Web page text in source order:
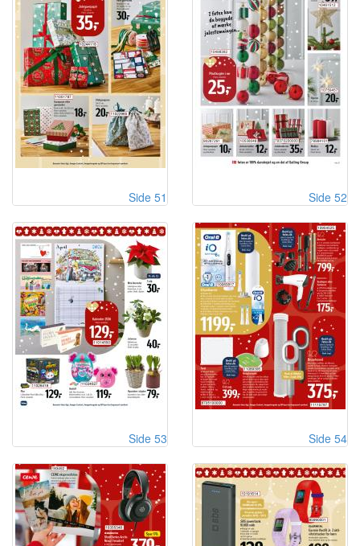
Side 51 Side 52
Side 53 Side 54